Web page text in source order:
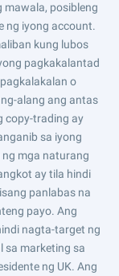
posibleng
ng iyong account.
kung lubos
pagkakalantad
o
alang ang antas
copy-trading ay
sa iyong
mga naturang
ay tila hindi
panlabas na
payo. Ang
nagta-target ng
sa marketing sa
ng UK. Ang